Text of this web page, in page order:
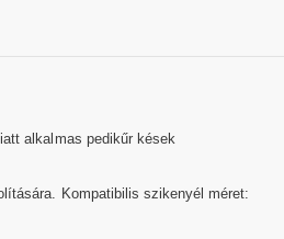
alkalmas pedikűr kések
Kompatibilis szikenyél méret: